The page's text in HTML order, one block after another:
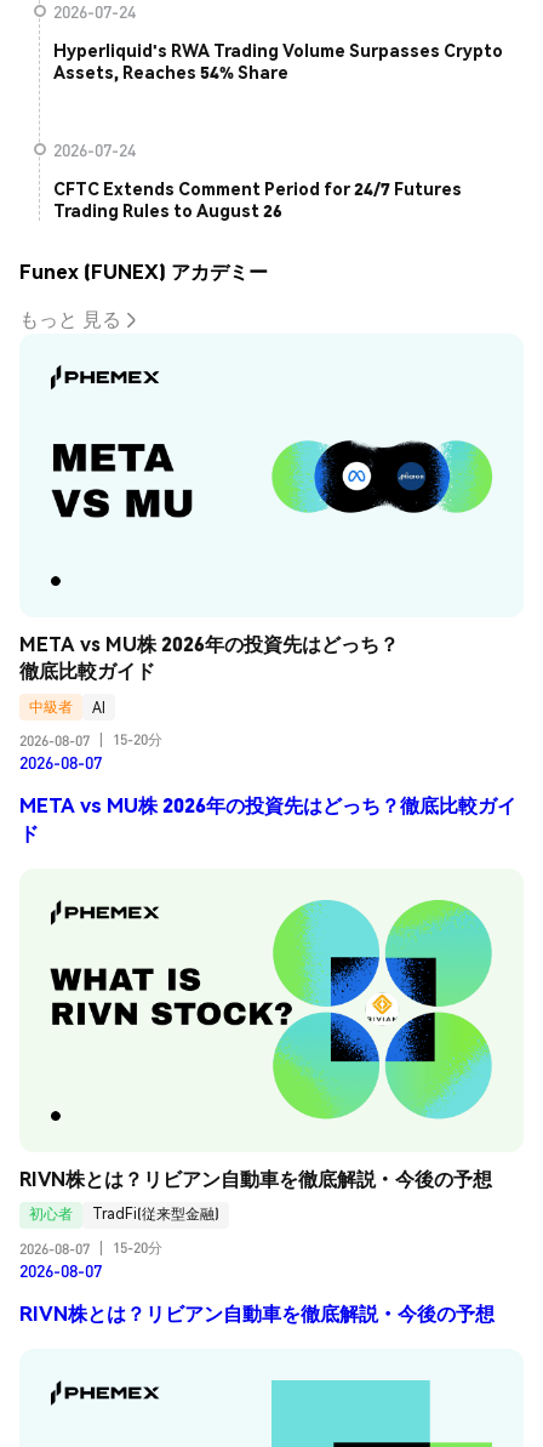
2026-07-24
Hyperliquid's RWA Trading Volume Surpasses Crypto
Assets, Reaches 54% Share
2026-07-24
CFTC Extends Comment Period for 24/7 Futures
Trading Rules to August 26
Funex (FUNEX) アカデミー
もっと 見る
META vs MU株 2026年の投資先はどっち？
徹底比較ガイド
中級者
AI
2026-08-07
15-20分
2026-08-07
META vs MU株 2026年の投資先はどっち？徹底比較ガイ
ド
RIVN株とは？リビアン自動車を徹底解説・今後の予想
初心者
TradFi(従来型金融)
2026-08-07
15-20分
2026-08-07
RIVN株とは？リビアン自動車を徹底解説・今後の予想